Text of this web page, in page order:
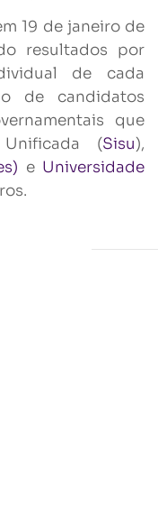
19 de janeiro de
resultados por
de cada
de candidatos
que
(Sisu),
e Universidade